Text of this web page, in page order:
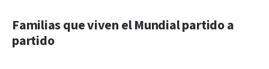
Familias que viven el Mundial partido a
partido